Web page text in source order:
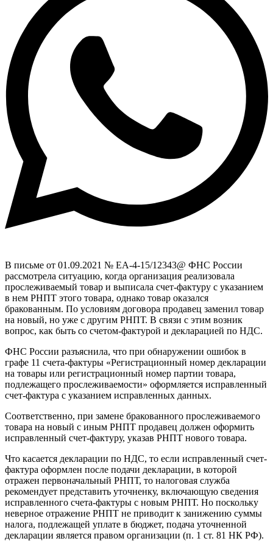
В письме от 01.09.2021 № ЕА-4-15/12343@ ФНС России
рассмотрела ситуацию, когда организация реализовала
прослеживаемый товар и выписала счет-фактуру с указанием
в нем РНПТ этого товара, однако товар оказался
бракованным. По условиям договора продавец заменил товар
на новый, но уже с другим РНПТ. В связи с этим возник
вопрос, как быть со счетом-фактурой и декларацией по НДС.
ФНС России разъяснила, что при обнаружении ошибок в
графе 11 счета-фактуры «Регистрационный номер декларации
на товары или регистрационный номер партии товара,
подлежащего прослеживаемости» оформляется исправленный
счет-фактура с указанием исправленных данных.
Соответственно, при замене бракованного прослеживаемого
товара на новый с иным РНПТ продавец должен оформить
исправленный счет-фактуру, указав РНПТ нового товара.
Что касается декларации по НДС, то если исправленный счет-
фактура оформлен после подачи декларации, в которой
отражен первоначальный РНПТ, то налоговая служба
рекомендует представить уточненку, включающую сведения
исправленного счета-фактуры с новым РНПТ. Но поскольку
неверное отражение РНПТ не приводит к занижению суммы
налога, подлежащей уплате в бюджет, подача уточненной
декларации является правом организации (п. 1 ст. 81 НК РФ).